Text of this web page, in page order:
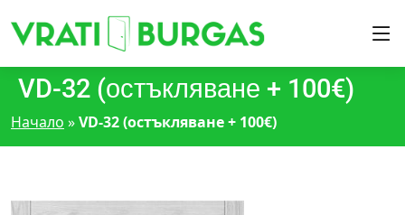
VD-32 (остъкляване + 100€)
Начало »VD-32 (остъкляване + 100€)